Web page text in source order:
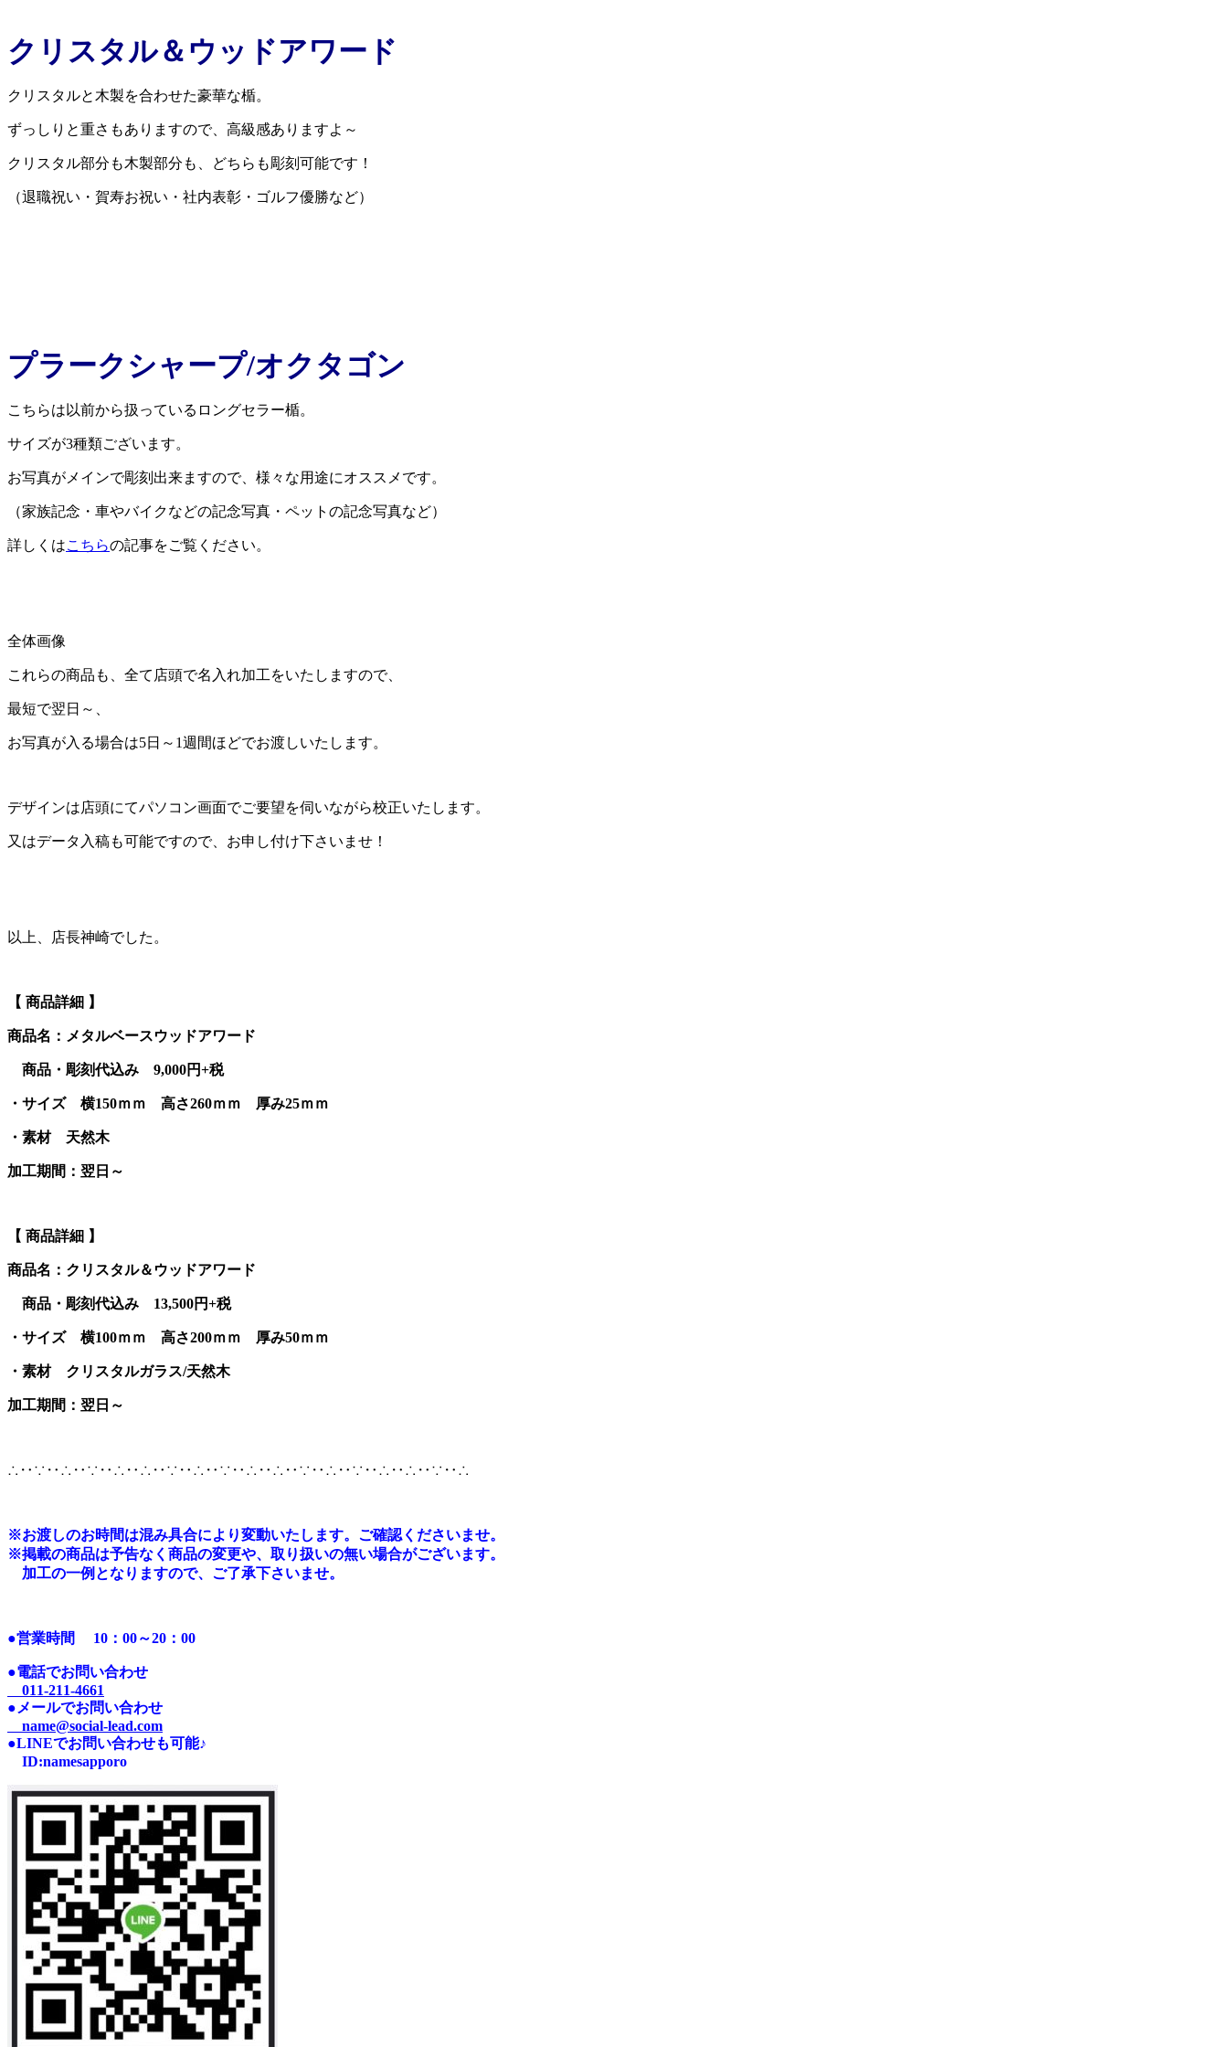
クリスタル＆ウッドアワード
クリスタルと木製を合わせた豪華な楯。
ずっしりと重さもありますので、高級感ありますよ～
クリスタル部分も木製部分も、どちらも彫刻可能です！
（退職祝い・賀寿お祝い・社内表彰・ゴルフ優勝など）
プラークシャープ/オクタゴン
こちらは以前から扱っているロングセラー楯。
サイズが3種類ございます。
お写真がメインで彫刻出来ますので、様々な用途にオススメです。
（家族記念・車やバイクなどの記念写真・ペットの記念写真など）
詳しくはこちらの記事をご覧ください。
全体画像
これらの商品も、全て店頭で名入れ加工をいたしますので、
最短で翌日～、
お写真が入る場合は5日～1週間ほどでお渡しいたします。
デザインは店頭にてパソコン画面でご要望を伺いながら校正いたします。
又はデータ入稿も可能ですので、お申し付け下さいませ！
以上、店長神崎でした。
【 商品詳細 】
商品名：メタルベースウッドアワード
商品・彫刻代込み 9,000円+税
・サイズ 横150ｍｍ 高さ260ｍｍ 厚み25ｍｍ
・素材 天然木
加工期間：翌日～
【 商品詳細 】
商品名：クリスタル＆ウッドアワード
商品・彫刻代込み 13,500円+税
・サイズ 横100ｍｍ 高さ200ｍｍ 厚み50ｍｍ
・素材 クリスタルガラス/天然木
加工期間：翌日～
∴‥∵‥∴‥∵‥∴‥∴‥∵‥∴‥∵‥∴‥∴‥∵‥∴‥∵‥∴‥∴‥∵‥∴
※お渡しのお時間は混み具合により変動いたします。ご確認くださいませ。
※掲載の商品は予告なく商品の変更や、取り扱いの無い場合がございます。
加工の一例となりますので、ご了承下さいませ。
●営業時間 10：00～20：00
●電話でお問い合わせ
011-211-4661
●メールでお問い合わせ
name@social-lead.com
●LINEでお問い合わせも可能♪
ID:namesapporo